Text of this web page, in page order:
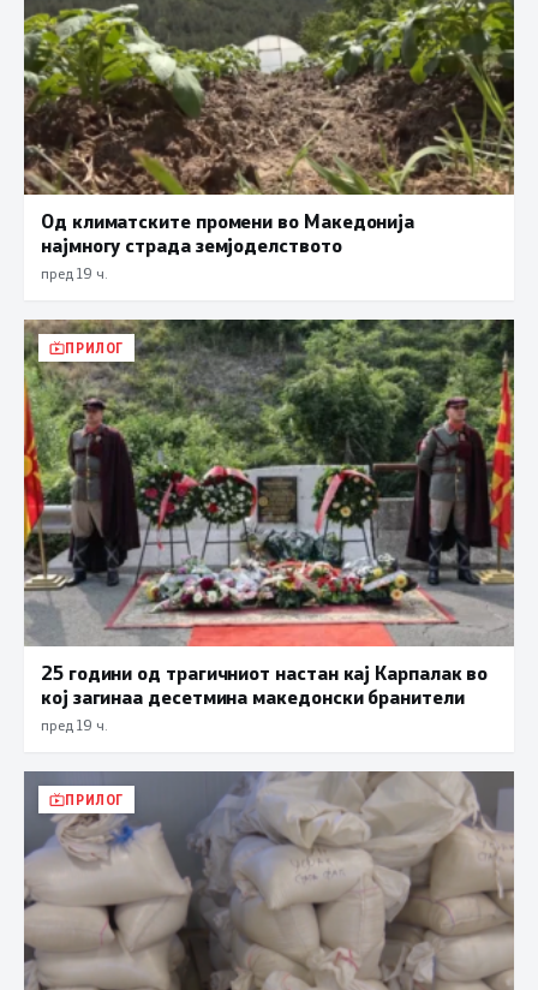
Од климатските промени во Македонија
најмногу страда земјоделството
пред 19 ч.
ПРИЛОГ
25 години од трагичниот настан кај Карпалак во
кој загинаа десетмина македонски бранители
пред 19 ч.
ПРИЛОГ